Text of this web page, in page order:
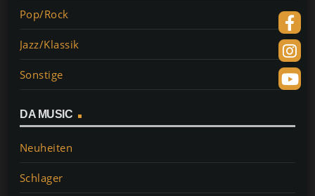
Pop/Rock
Jazz/Klassik
Sonstige
DA MUSIC
Neuheiten
Schlager